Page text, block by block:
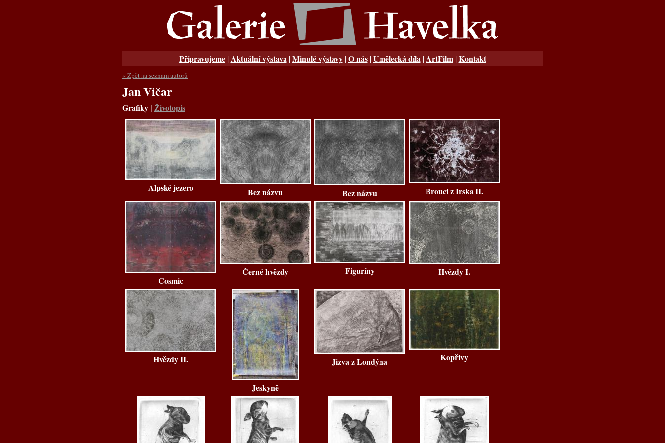
Připravujeme|Aktuální výstava |Minulé výstavy|O nás|Umělecká díla |ArtFilm|Kontakt
« Zpět na seznam autorů
Jan Vičar
Grafiky | Životopis
Alpské jezero Bez názvu Bez názvu Brouci z Irska II.
Cosmic
Černé hvězdy Figuríny Hvězdy I.
Hvězdy II.
Jeskyně
Jizva z Londýna Kopřivy